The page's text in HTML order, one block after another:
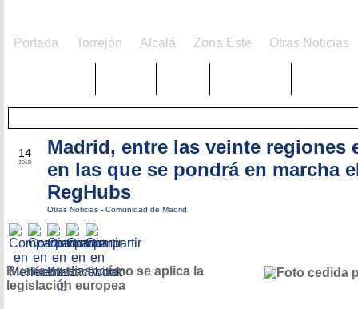
Portada Torrejón Alcalá Zona Este Otras Noticias
14
2019
Madrid, entre las veinte regiones
en las que se pondrá en marcha
RegHubs
Otras Noticias - Comunidad de Madrid
Busca analizar cómo se aplica la
legislación europea